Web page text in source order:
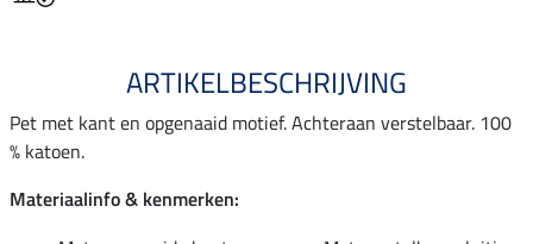
ARTIKELBESCHRIJVING
Pet met kant en opgenaaid motief. Achteraan verstelbaar. 100
% katoen.
Materiaalinfo & kenmerken: